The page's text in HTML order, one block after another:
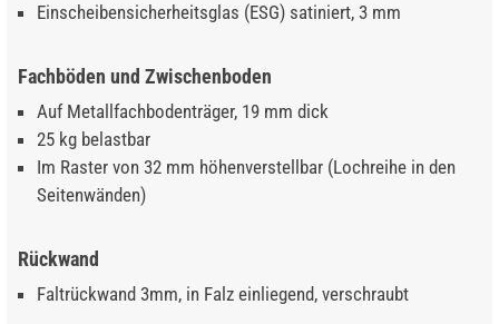
Einscheibensicherheitsglas (ESG) satiniert, 3 mm
Fachböden und Zwischenboden
Auf Metallfachbodenträger, 19 mm dick
25 kg belastbar
Im Raster von 32 mm höhenverstellbar (Lochreihe in den
Seitenwänden)
Rückwand
Faltrückwand 3mm, in Falz einliegend, verschraubt